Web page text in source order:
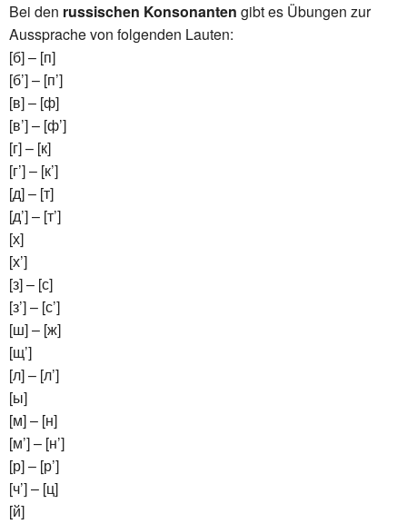
Bei den russischen Konsonanten gibt es Übungen zur
Aussprache von folgenden Lauten:
[б] – [п]
[б’] – [п’]
[в] – [ф]
[в’] – [ф’]
[г] – [к]
[г’] – [к’]
[д] – [т]
[д’] – [т’]
[х]
[х’]
[з] – [с]
[з’] – [с’]
[ш] – [ж]
[щ’]
[л] – [л’]
[ы]
[м] – [н]
[м’] – [н’]
[р] – [р’]
[ч’] – [ц]
[й]